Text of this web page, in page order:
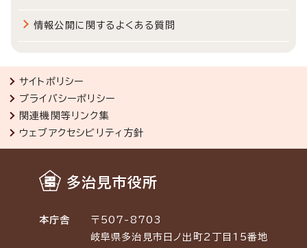
情報公開に関するよくある質問
サイトポリシー
プライバシーポリシー
関連機関等リンク集
ウェブアクセシビリティ方針
多治見市役所
本庁舎
〒507-8703
岐阜県多治見市日ノ出町2丁目15番地